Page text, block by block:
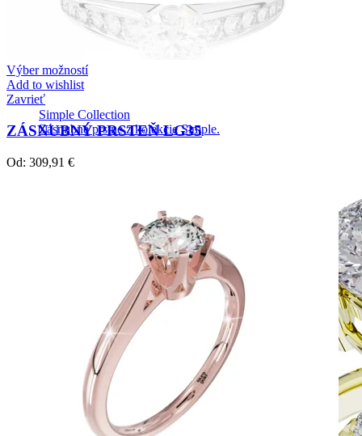
Simple Collection
Zásnubné prstne z kolekcie Simple.
Výber možností
Add to wishlist
Zavrieť
ZÁSNUBNÝ PRSTEŇ LG35
Od: 309,91 €